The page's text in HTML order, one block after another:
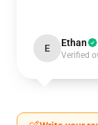
E Ethan
Verified